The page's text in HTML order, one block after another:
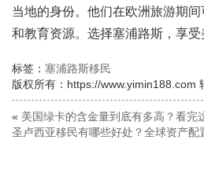
当地的身份。他们在欧洲旅游期
和教育资源。选择塞浦路斯，享受
标签： 塞浦路斯移民
版权所有：https://www.yimin188.com
« 美国绿卡的含金量到底有多高？看完
圣卢西亚移民有哪些好处？全球资产配